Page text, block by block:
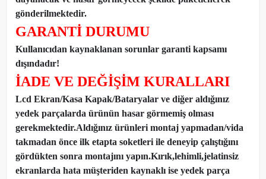
gönderilmektedir.
GARANTİ DURUMU
Kullanıcıdan kaynaklanan sorunlar garanti kapsamı
dışındadır!
İADE VE DEĞİŞİM KURALLARI
Lcd Ekran/Kasa Kapak/Bataryalar ve diğer aldığınız
yedek parçalarda ürünün hasar görmemiş olması
gerekmektedir.Aldığınız ürünleri montaj yapmadan/vida
takmadan önce ilk etapta soketleri ile deneyip çalıştığını
gördükten sonra montajını yapın.Kırık,lehimli,jelatinsiz
ekranlarda hata müşteriden kaynaklı ise yedek parça